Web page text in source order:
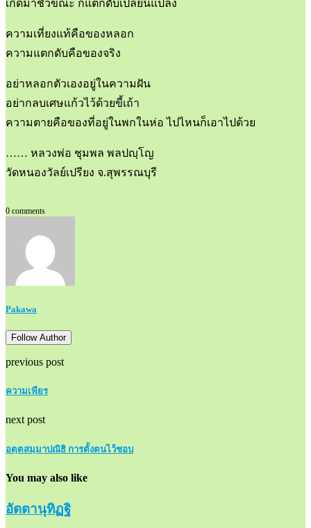
เกิดมาชั่วขณะ ก็แตกดับเปลี่ยนแปลง
ความเที่ยงแท้คือของหลอก
ความแตกดับคือของจริง
อย่าหลอกตัวเองอยู่ในความฝัน
อย่ากลบเศษแก้วไว้ด้วยขี้เถ้า
ความตายคือของที่อยู่ในพกในห่อ ไปไหนก็เอาไปด้วย
…… หลวงพ่อ ชุมพล พลปญฺโญ
วัดหนองวัลย์เปรียง จ.สุพรรณบุรี
0 comments
Pakawa
Follow Author
previous post
ความเพียร
next post
อตฺตสมฺมาปณิธิ การตั้งตนไว้ชอบ
You may also like
อัตตานุทิฏฐิ